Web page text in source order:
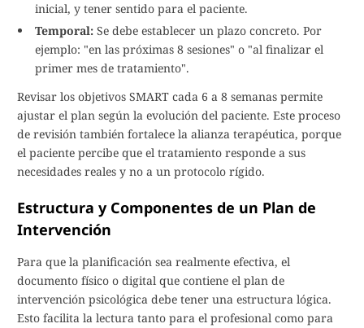
inicial, y tener sentido para el paciente.
Temporal: Se debe establecer un plazo concreto. Por
ejemplo: "en las próximas 8 sesiones" o "al finalizar el
primer mes de tratamiento".
Revisar los objetivos SMART cada 6 a 8 semanas permite
ajustar el plan según la evolución del paciente. Este proceso
de revisión también fortalece la alianza terapéutica, porque
el paciente percibe que el tratamiento responde a sus
necesidades reales y no a un protocolo rígido.
Estructura y Componentes de un Plan de
Intervención
Para que la planificación sea realmente efectiva, el
documento físico o digital que contiene el plan de
intervención psicológica debe tener una estructura lógica.
Esto facilita la lectura tanto para el profesional como para